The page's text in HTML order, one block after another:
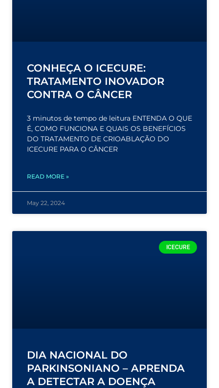
CONHEÇA O ICECURE:
TRATAMENTO INOVADOR
CONTRA O CÂNCER
3 minutos de tempo de leitura ENTENDA O QUE
É, COMO FUNCIONA E QUAIS OS BENEFÍCIOS
DO TRATAMENTO DE CRIOABLAÇÃO DO
ICECURE PARA O CÂNCER
READ MORE »
May 22, 2024
ICECURE
DIA NACIONAL DO
PARKINSONIANO – APRENDA
A DETECTAR A DOENÇA